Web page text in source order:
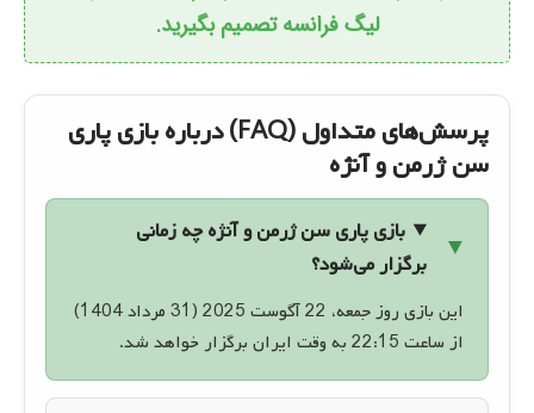
لیگ فرانسه تصمیم بگیرید.
پرسش‌های متداول (FAQ) درباره بازی پاری
سن ژرمن و آنژه
بازی پاری سن ژرمن و آنژه چه زمانی
برگزار می‌شود؟
این بازی روز جمعه، 22 آگوست 2025 (31 مرداد 1404)
از ساعت 22:15 به وقت ایران برگزار خواهد شد.